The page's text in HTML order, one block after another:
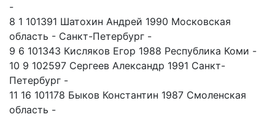
-
8 1 101391 Шатохин Андрей 1990 Московская
область - Санкт-Петербург -
9 6 101343 Кисляков Егор 1988 Республика Коми -
10 9 102597 Сергеев Александр 1991 Санкт-
Петербург -
11 16 101178 Быков Константин 1987 Смоленская
область -